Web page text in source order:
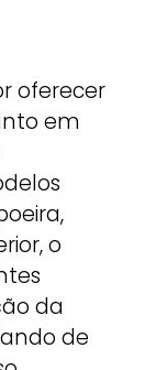
oferecer
em
o
da
de